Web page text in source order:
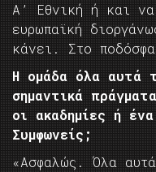
Α’ Εθνική ή και
ευρωπαϊκή
κάνει. Στο
Η ομάδα όλα αυτά
σημαντικά
οι ακαδημίες ή
Συμφωνείς;
«Ασφαλώς. Όλα